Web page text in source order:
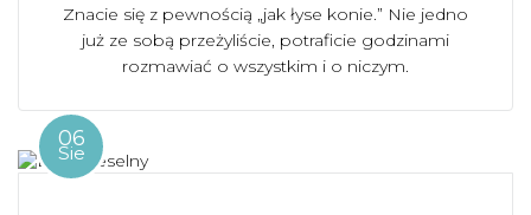
Znacie się z pewnością „jak łyse konie.” Nie jedno
już ze sobą przeżyliście, potraficie godzinami
rozmawiać o wszystkim i o niczym.
06
Sie